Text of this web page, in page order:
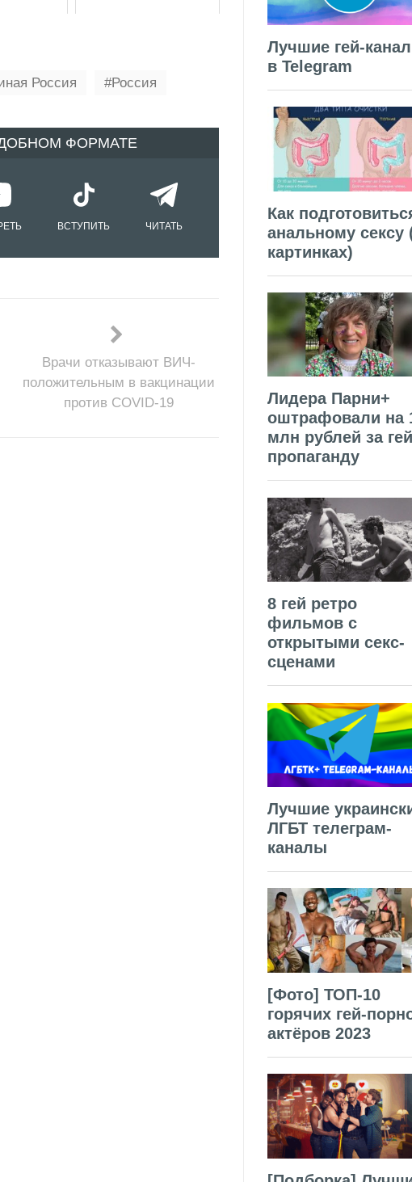
Россия Россия
ФОРМАТЕ
ВСТУПИТЬ ЧИТАТЬ
Врачи отказывают ВИЧ-
положительным в вакцинации
против COVID-19
Лучшие гей-
в Telegram
Как
анальному сексу
картинках)
Лидера Парни+
оштрафовали на
млн рублей за
пропаганду
8 гей ретро
фильмов с
открытыми секс-
сценами
Лучшие
ЛГБТ телеграм-
каналы
[Фото] ТОП-10
горячих гей-
актёров 2023